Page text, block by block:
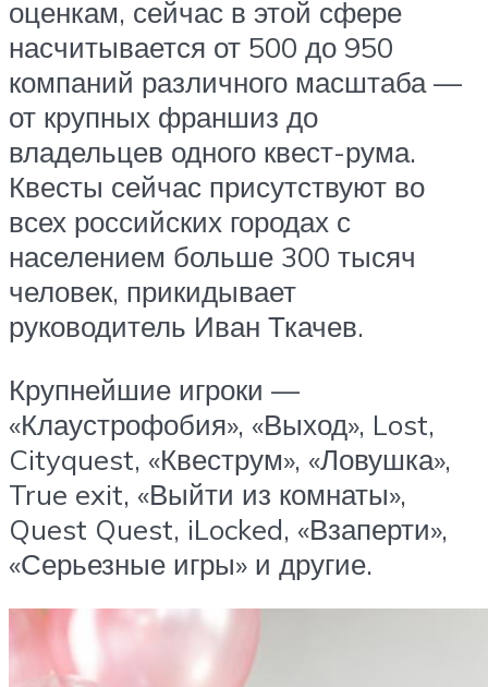
оценкам, сейчас в этой сфере
насчитывается от 500 до 950
компаний различного масштаба —
от крупных франшиз до
владельцев одного квест-рума.
Квесты сейчас присутствуют во
всех российских городах с
населением больше 300 тысяч
человек, прикидывает
руководитель Иван Ткачев.
Крупнейшие игроки —
«Клаустрофобия», «Выход», Lost,
Cityquest, «Квеструм», «Ловушка»,
True exit, «Выйти из комнаты»,
Quest Quest, iLocked, «Взаперти»,
«Серьезные игры» и другие.